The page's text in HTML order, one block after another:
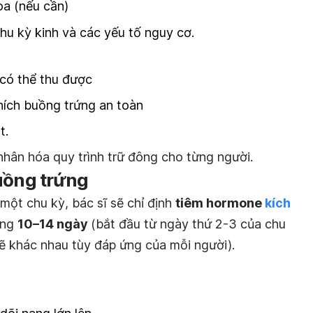
(nếu cần)
kỳ kinh và các yếu tố nguy cơ.
thể thu được
buồng trứng an toàn
hóa quy trình trữ đông cho từng người.
trứng
chu kỳ, bác sĩ sẽ chỉ định tiêm hormone kích
10–14 ngày (bắt đầu từ ngày thứ 2-3 của chu
khác nhau tùy đáp ứng của mỗi người).